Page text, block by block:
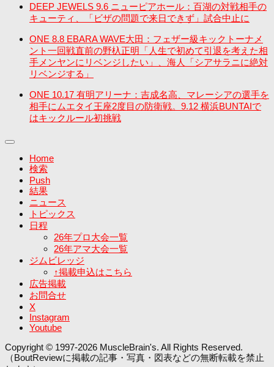
DEEP JEWELS 9.6 ニューピアホール：百湖の対戦相手の
キューティ、「ビザの問題で来日できず」試合中止に
ONE 8.8 EBARA WAVE大田：フェザー級キックトーナメ
ント一回戦直前の野杁正明「人生で初めて引退を考えた相
手メンヤンにリベンジしたい」、海人「シアサラニに絶対
リベンジする」
ONE 10.17 有明アリーナ：吉成名高、マレーシアの選手を
相手にムエタイ王座2度目の防衛戦。9.12 横浜BUNTAIで
はキックルール初挑戦
Home
検索
Push
結果
ニュース
トピックス
日程
26年プロ大会一覧
26年アマ大会一覧
ジムビレッジ
↑掲載申込はこちら
広告掲載
お問合せ
X
Instagram
Youtube
Copyright © 1997-2026 MuscleBrain's. All Rights Reserved.
（BoutReviewに掲載の記事・写真・図表などの無断転載を禁止